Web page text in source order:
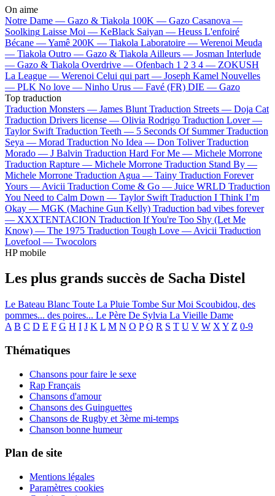
On aime
Notre Dame — Gazo & Tiakola 100K — Gazo Casanova —
Soolking Laisse Moi — KeBlack Saiyan — Heuss L'enfoiré
Bécane —Yamê 200K — Tiakola Laboratoire — Werenoi Meuda
— Tiakola Outro — Gazo & Tiakola Ailleurs — Josman Interlude
— Gazo & Tiakola Overdrive — Ofenbach 1 2 3 4 — ZOKUSH
La League — Werenoi Celui qui part — Joseph Kamel Nouvelles
— PLK No love — Ninho Urus — Favé (FR) DIE — Gazo
Top traduction
Traduction Monsters — James Blunt Traduction Streets — Doja Cat
Traduction Drivers license — Olivia Rodrigo Traduction Lover —
Taylor Swift Traduction Teeth — 5 Seconds Of Summer Traduction
Seya — Morad Traduction No Idea — Don Toliver Traduction
Morado — J Balvin Traduction Hard For Me — Michele Morrone
Traduction Rapture — Michele Morrone Traduction Stand By —
Michele Morrone Traduction Agua — Tainy Traduction Forever
Yours — Avicii Traduction Come & Go — Juice WRLD Traduction
You Need to Calm Down — Taylor Swift Traduction I Think I’m
Okay — MGK (Machine Gun Kelly) Traduction bad vibes forever
— XXXTENTACION Traduction If You're Too Shy (Let Me
Know) — The 1975 Traduction Tough Love — Avicii Traduction
Lovefool — Twocolors
HP mobile
Les plus grands succès de Sacha Distel
Le Bateau Blanc Toute La Pluie Tombe Sur Moi Scoubidou, des
pommes... des poires... Le Père De Sylvia La Vieille Dame
A B C D E F G H I J K L M N O P Q R S T U V W X Y Z 0-9
Thématiques
Chansons pour faire le sexe
Rap Français
Chansons d'amour
Chansons des Guinguettes
Chansons de Rugby et 3ème mi-temps
Chanson bonne humeur
Plan de site
Mentions légales
Paramètres cookies